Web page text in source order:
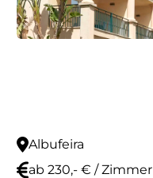
Albufeira
ab 230,- € / Zimmer